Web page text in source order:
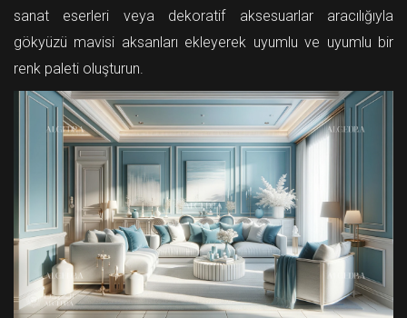
sanat eserleri veya dekoratif aksesuarlar aracılığıyla
gökyüzü mavisi aksanları ekleyerek uyumlu ve uyumlu bir
renk paleti oluşturun.